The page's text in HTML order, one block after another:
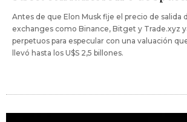
Antes de que Elon Musk fije el precio de salida
exchanges como Binance, Bitget y Trade.xyz
perpetuos para especular con una valuación
llevó hasta los U$S 2,5 billones.